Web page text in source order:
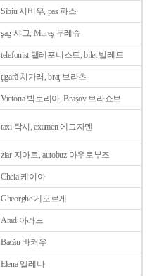
Sibiu 시비우, pas 파스
şag 샤그, Mureş 무레슈
telefonist 텔레포니스트, bilet 빌레트
ţigarǎ 치가러, braţ 브라츠
Victoria 빅토리아, Braşov 브라쇼브
taxi 탁시, examen 에그자멘
ziar 지아르, autobuz 아우토부즈
Cheia 케이아
Gheorghe 게오르게
Arad 아라드
Bacǎu 바커우
Elena 엘레나